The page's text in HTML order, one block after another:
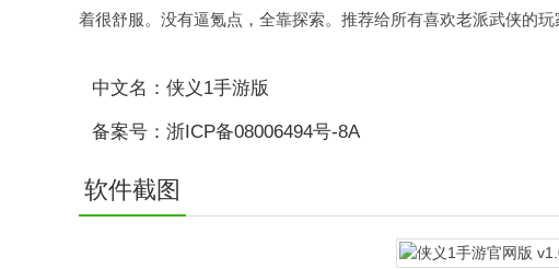
着很舒服。没有逼氪点，全靠探索。推荐给所有喜欢老派武侠的玩
中文名：侠义1手游版
备案号：浙ICP备08006494号-8A
软件截图